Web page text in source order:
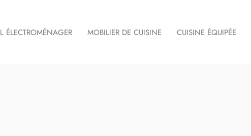
ÉLECTROMÉNAGER MOBILIER DE CUISINE CUISINE ÉQUIPÉE